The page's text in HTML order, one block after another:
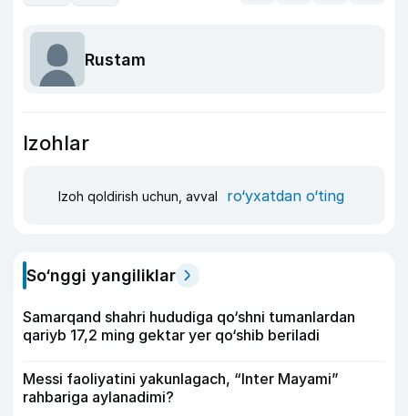
Rustam
Izohlar
Izoh qoldirish uchun, avval ro‘yxatdan o‘ting
So‘nggi yangiliklar
Samarqand shahri hududiga qo‘shni tumanlardan
qariyb 17,2 ming gektar yer qo‘shib beriladi
Messi faoliyatini yakunlagach, “Inter Mayami”
rahbariga aylanadimi?